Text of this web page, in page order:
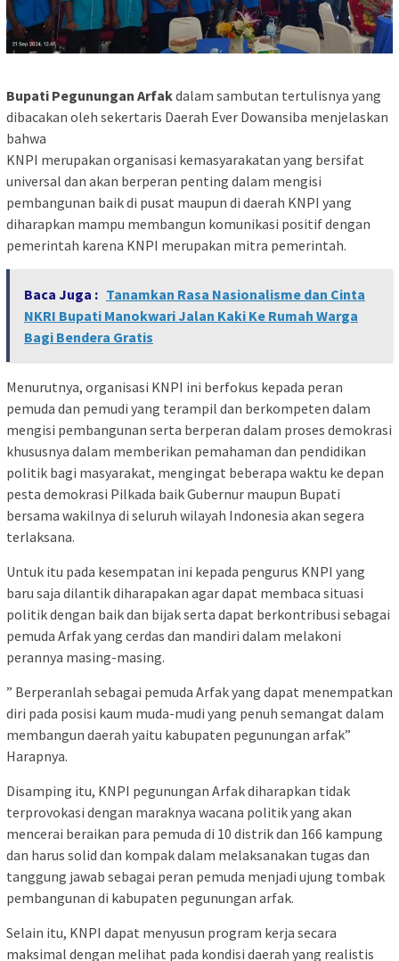
Bupati Pegunungan Arfakdalam sambutan tertulisnya yang
dibacakan oleh sekertaris Daerah Ever Dowansiba menjelaskan
bahwa
KNPI merupakan organisasi kemasyarakatan yang bersifat
universal dan akan berperan penting dalam mengisi
pembangunan baik di pusat maupun di daerah KNPI yang
diharapkan mampu membangun komunikasi positif dengan
pemerintah karena KNPI merupakan mitra pemerintah.
Baca Juga : Tanamkan Rasa Nasionalisme dan Cinta
NKRI Bupati Manokwari Jalan Kaki Ke Rumah Warga
Bagi Bendera Gratis
Menurutnya, organisasi KNPI ini berfokus kepada peran
pemuda dan pemudi yang terampil dan berkompeten dalam
mengisi pembangunan serta berperan dalam proses demokrasi
khususnya dalam memberikan pemahaman dan pendidikan
politik bagi masyarakat, mengingat beberapa waktu ke depan
pesta demokrasi Pilkada baik Gubernur maupun Bupati
bersama wakilnya di seluruh wilayah Indonesia akan segera
terlaksana.
Untuk itu pada kesempatan ini kepada pengurus KNPI yang
baru saja dilantik diharapakan agar dapat membaca situasi
politik dengan baik dan bijak serta dapat berkontribusi sebagai
pemuda Arfak yang cerdas dan mandiri dalam melakoni
perannya masing-masing.
” Berperanlah sebagai pemuda Arfak yang dapat menempatkan
diri pada posisi kaum muda-mudi yang penuh semangat dalam
membangun daerah yaitu kabupaten pegunungan arfak”
Harapnya.
Disamping itu, KNPI pegunungan Arfak diharapkan tidak
terprovokasi dengan maraknya wacana politik yang akan
mencerai beraikan para pemuda di 10 distrik dan 166 kampung
dan harus solid dan kompak dalam melaksanakan tugas dan
tanggung jawab sebagai peran pemuda menjadi ujung tombak
pembangunan di kabupaten pegunungan arfak.
Selain itu, KNPI dapat menyusun program kerja secara
maksimal dengan melihat pada kondisi daerah yang realistis